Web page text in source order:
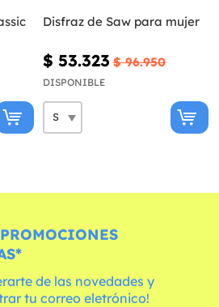
Disfraz de Saw para mujer
$ 53.323 $ 96.950
DISPONIBLE
de las novedades y
tu correo eletrónico!